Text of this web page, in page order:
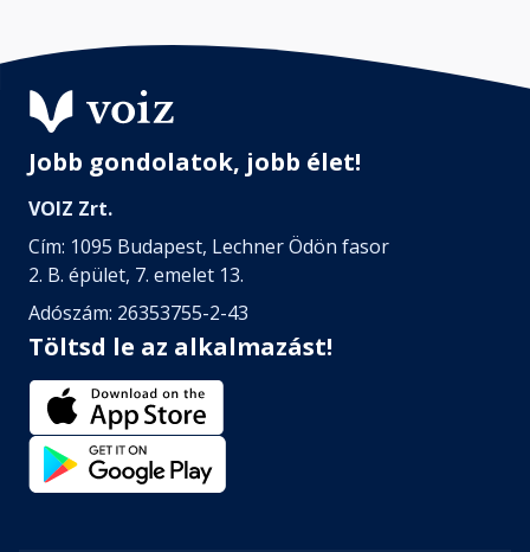
lépkedtem…
Fejezet hossza:
Tory
A barlangban álltunk a többi…
Fejezet hossza:
Darcy
Fejezet hossza:
Jobb gondolatok, jobb élet!
VOIZ Zrt.
Cím: 1095 Budapest, Lechner Ödön fasor
2. B. épület, 7. emelet 13.
Adószám: 26353755-2-43
Töltsd le az alkalmazást!